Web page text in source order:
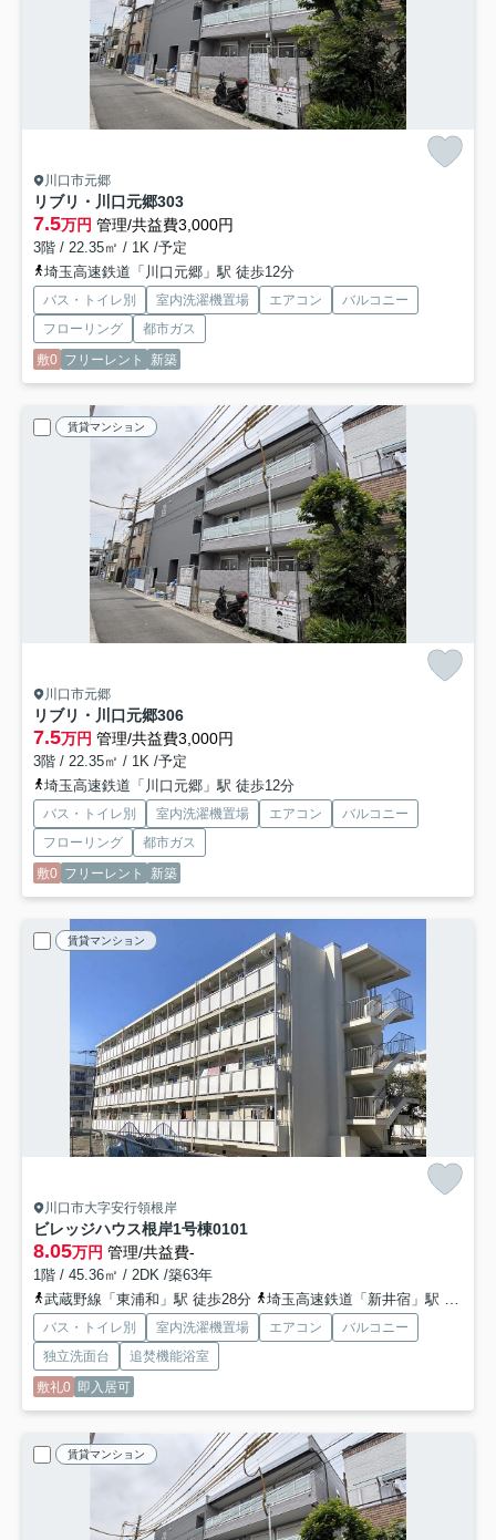
川口市元郷
リブリ・川口元郷303
7.5万円 管理/共益費3,000円
3階 / 22.35㎡ / 1K /予定
埼玉高速鉄道「川口元郷」駅 徒歩12分
バス・トイレ別 室内洗濯機置場 エアコン
バルコニー
フローリング
都市ガス
敷0 フリーレント 新築
賃貸マンション
川口市元郷
リブリ・川口元郷306
7.5万円 管理/共益費3,000円
3階 / 22.35㎡ / 1K /予定
埼玉高速鉄道「川口元郷」駅 徒歩12分
バス・トイレ別 室内洗濯機置場 エアコン
バルコニー
フローリング
都市ガス
敷0 フリーレント 新築
賃貸マンション
川口市大字安行領根岸
ビレッジハウス根岸1号棟0101
8.05万円 管理/共益費-
1階 / 45.36㎡ / 2DK /築63年
武蔵野線「東浦和」駅 徒歩28分
埼玉高速鉄道「新井宿」駅 徒歩38分
バス・トイレ別 室内洗濯機置場 エアコン
バルコニー
独立洗面台
追焚機能浴室
敷礼0 即入居可
賃貸マンション